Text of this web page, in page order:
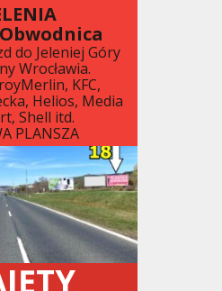
do Jeleniej Góry
Wrocławia.
KFC,
Helios, Media
Shell itd.
PLANSZA